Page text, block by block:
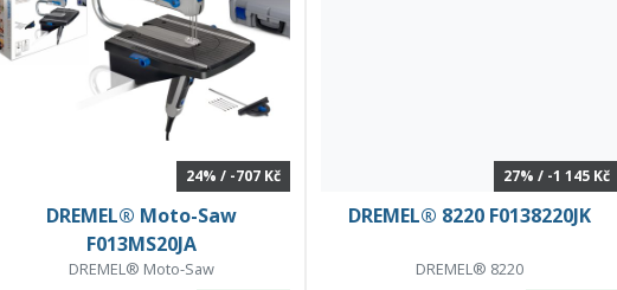
24% / -707 Kč
DREMEL® Moto-Saw
F013MS20JA
DREMEL® Moto-Saw
27% / -1 145 Kč
DREMEL® 8220 F0138220JK
DREMEL® 8220